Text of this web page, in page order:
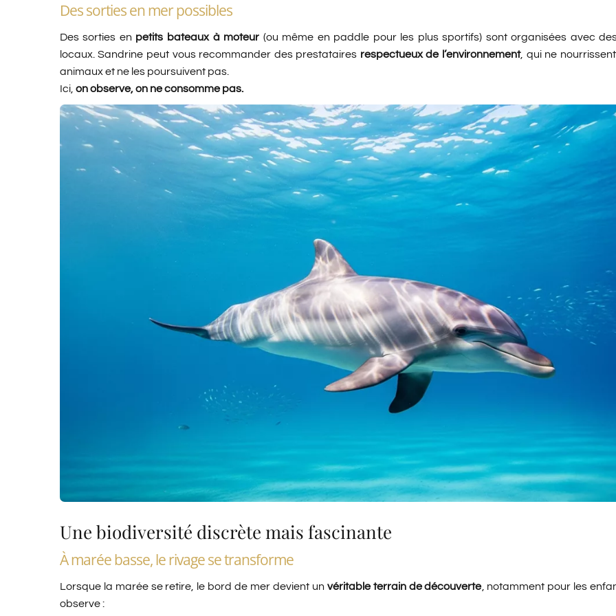
Des sorties en mer possibles
Des sorties en petits bateaux à moteur (ou même en paddle pour les plus sportifs) sont organisées avec
locaux. Sandrine peut vous recommander des prestataires respectueux de l’environnement, qui ne
animaux et ne les poursuivent pas.
Ici, on observe, on ne consomme pas.
Une biodiversité discrète mais fascinante
À marée basse, le rivage se transforme
Lorsque la marée se retire, le bord de mer devient un véritable terrain de découverte, notamment pour les
observe :